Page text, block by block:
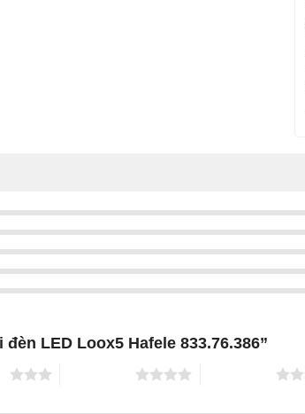
LED Loox5 Hafele 833.76.386”